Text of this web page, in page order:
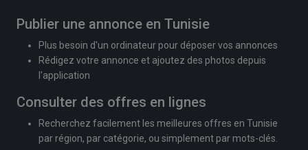
Publier une annonce en Tunisie
Plus besoin d'un ordinateur pour déposer vos annonces
Rédigez votre annonce et ajoutez des photos depuis
l'application
Consulter des offres en lignes
Recherchez facilement les meilleures offres en Tunisie
par région, par catégorie, ou simplement par mots-clés.